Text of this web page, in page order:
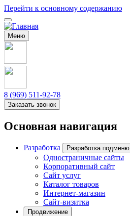
Перейти к основному содержанию
Меню
8 (969) 511-92-78
Заказать звонок
Основная навигация
Разработка Разработка подменю
Одностраничные сайты
Корпоративный сайт
Сайт услуг
Каталог товаров
Интернет-магазин
Сайт-визитка
Продвижение